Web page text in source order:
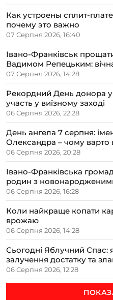
Как устроены сплит-
почему это важно
07 Серпня 2026, 16:40
Івано-Франківськ
Вадимом Репецьким:
07 Серпня 2026, 14:28
Рекордний День донора у
участь у виїзному заході
06 Серпня 2026, 22:28
День ангела 7 серпня:
Олександра – чому варто
сімейному колі
06 Серпня 2026, 20:28
Івано-Франківська
родин з
06 Серпня 2026, 16:28
Коли найкраще копати
врожаю
06 Серпня 2026, 14:28
Сьогодні Яблучний Спас:
залучення достатку та
06 Серпня 2026, 12:28